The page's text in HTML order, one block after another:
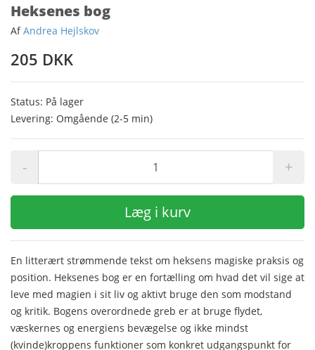
Heksenes bog
AfAndrea Hejlskov
205 DKK
Status: På lager
Levering: Omgående (2-5 min)
- +
Læg i kurv
En litterært strømmende tekst om heksens magiske praksis og
position. Heksenes bog er en fortælling om hvad det vil sige at
leve med magien i sit liv og aktivt bruge den som modstand
og kritik. Bogens overordnede greb er at bruge flydet,
væskernes og energiens bevægelse og ikke mindst
(kvinde)kroppens funktioner som konkret udgangspunkt for